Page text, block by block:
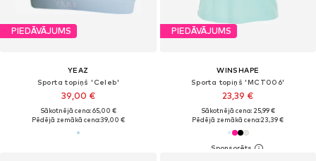
PIEDĀVĀJUMS
YEAZ
Sporta topiņš 'Celeb'
39,00 €
Sākotnējā cena: 65,00 €
Pēdējā zemākā cena:39,00 €
PIEDĀVĀJUMS
WINSHAPE
Sporta topiņš 'MCT006'
23,39 €
Sākotnējā cena: 25,99 €
Pēdējā zemākā cena:23,39 €